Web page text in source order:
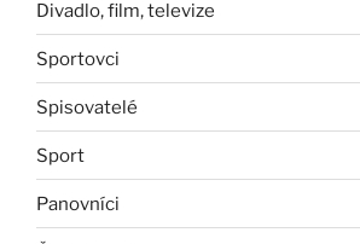
Divadlo, film, televize
Sportovci
Spisovatelé
Sport
Panovníci